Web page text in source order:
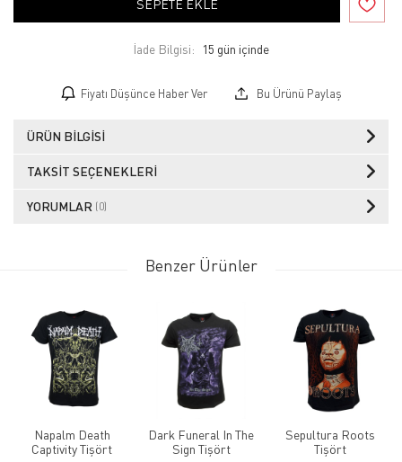
SEPETE EKLE
İade Bilgisi:
Fiyatı Düşünce Haber Ver Bu Ürünü Paylaş
ÜRÜN BILGISI
TAKSIT SEÇENEKLERI
YORUMLAR (0)
Benzer Ürünler
Napalm Death
Captivity Tişört
Dark Funeral In The
Sign Tişört
Sepultura Roots
Tişört